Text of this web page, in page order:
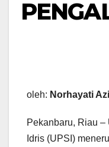
oleh: Norhayati
Pekanbaru, Riau
Idris (UPSI)